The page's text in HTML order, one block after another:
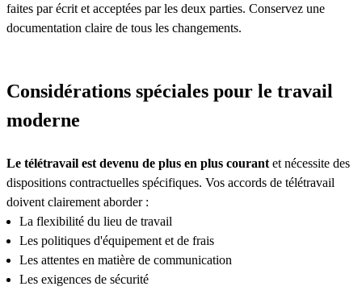
faites par écrit et acceptées par les deux parties. Conservez une
documentation claire de tous les changements.
Considérations spéciales pour le travail
moderne
Le télétravail est devenu de plus en plus courant et nécessite des
dispositions contractuelles spécifiques. Vos accords de télétravail
doivent clairement aborder :
La flexibilité du lieu de travail
Les politiques d'équipement et de frais
Les attentes en matière de communication
Les exigences de sécurité